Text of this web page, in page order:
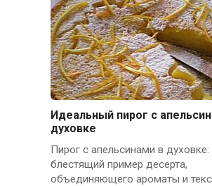
Идеальный пирог с
духовке
Пирог с апельсинами в духовке:
блестящий пример десерта,
объединяющего ароматы и